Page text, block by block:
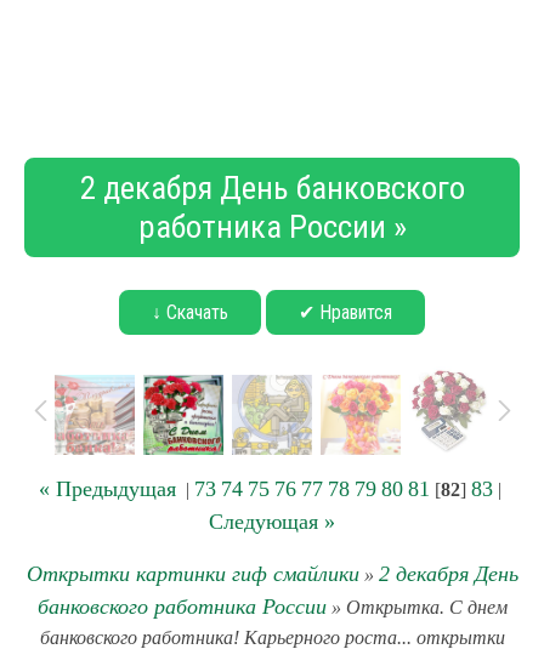
2 декабря День банковского
работника России »
↓ Скачать ✔ Нравится
« Предыдущая| 73 74 75 76 77 78 79 80 81 [82] 83|
Следующая »
Открытки картинки гиф смайлики» 2 декабря День
банковского работника России» Открытка. С днем
банковского работника! Карьерного роста... открытки